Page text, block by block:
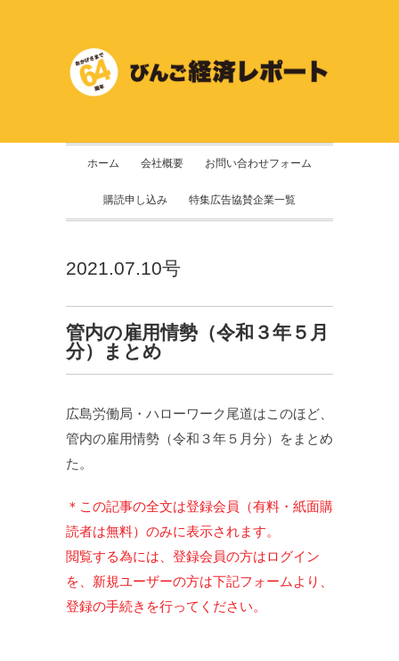
ホーム 会社概要 お問い合わせフォーム
購読申し込み 特集広告協賛企業一覧
2021.07.10号
管内の雇用情勢（令和３年５月
分）まとめ
広島労働局・ハローワーク尾道はこのほど、
管内の雇用情勢（令和３年５月分）をまとめ
た。
＊この記事の全文は登録会員（有料・紙面購
読者は無料）のみに表示されます。
閲覧する為には、登録会員の方はログイン
を、新規ユーザーの方は下記フォームより、
登録の手続きを行ってください。